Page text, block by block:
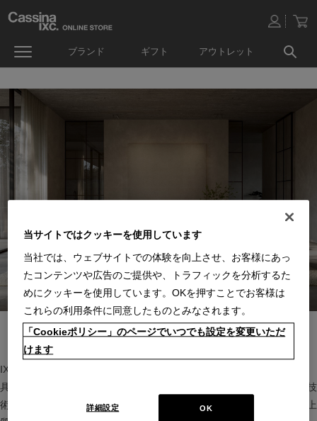
ブランド ギフト アウトレット
IXC（イクスシー）は、”Emotional Minimalism”を掲げるグローバル家
具ブランド。ヨーロッパの家具文化と日本の美意識を融合し、素材や技
術を活かした持続可能で洗練されたインテリアを提案。長く愛される上
当サイトではクッキーを使用しています
当社では、ウェブサイトでの体験を向上させ、お客様にあっ
たコンテンツや広告のご提供や、トラフィックを分析するた
めにクッキーを使用しています。OKを押すことでお客様は
これらの利用条件に同意したものとみなされます。
「Cookieポリシー」のページでいつでも設定を変更いただ
けます
OK
詳細設定